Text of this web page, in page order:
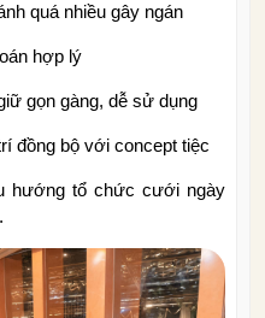
quá nhiều gây ngán
hợp lý
gọn gàng, dễ sử dụng
đồng bộ với concept tiệc
hướng tổ chức cưới ngày